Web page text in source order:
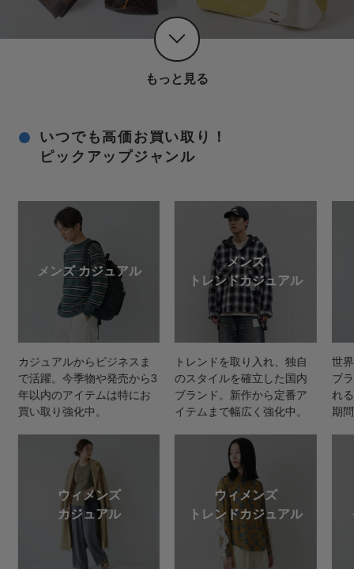
もっと見る
いつでも高価お買い取り！
ピックアップジャンル
メンズ カジュアル
カジュアルからビジネスま
で活躍。今季物や発売から3
年以内のアイテムは特にお
買い取り強化中。
ウィメンズ
カジュアル
メンズ
トレンドカジュアル
トレンドを取り入れ、独自
のスタイルを確立した国内
ブランド。新作から定番ア
イテムまで幅広く強化中。
ウィメンズ
トレンドカジュアル
世
ブ
れ
期